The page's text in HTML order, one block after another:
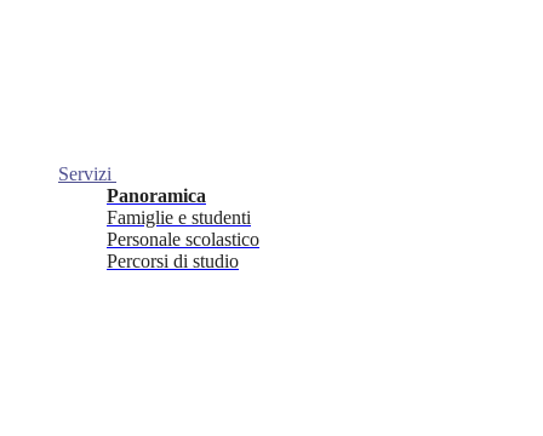
Servizi
Panoramica
Famiglie e studenti
Personale scolastico
Percorsi di studio